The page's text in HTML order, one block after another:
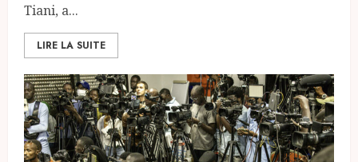
Tiani, a...
LIRE LA SUITE